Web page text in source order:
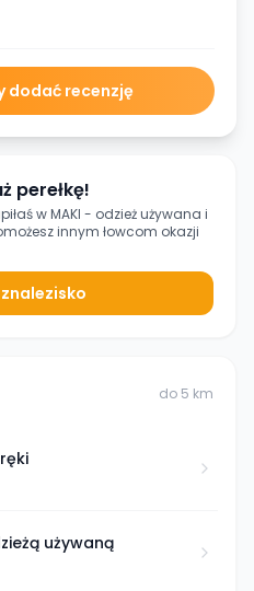
dodać recenzję
perełkę!
wMAKI - odzież używana i
innym łowcom okazji
do 5 km
używaną